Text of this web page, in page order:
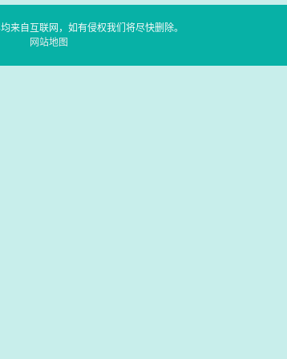
来自互联网，如有侵权我们将尽快删除。
网站地图